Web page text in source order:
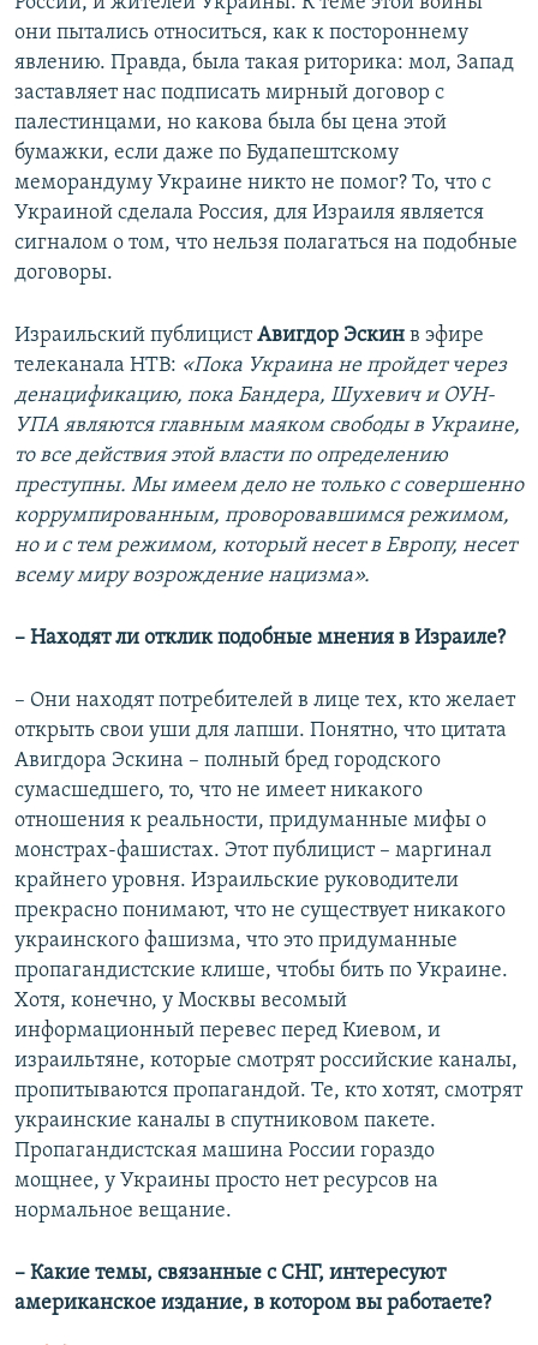
они пытались относиться, как к постороннему
явлению. Правда, была такая риторика: мол, Запад
заставляет нас подписать мирный договор с
палестинцами, но какова была бы цена этой
бумажки, если даже по Будапештскому
меморандуму Украине никто не помог? То, что с
Украиной сделала Россия, для Израиля является
сигналом о том, что нельзя полагаться на подобные
договоры.
Израильский публицистАвигдор Эскин в эфире
телеканала НТВ: «Пока Украина не пройдет через
денацификацию, пока Бандера, Шухевич и ОУН-
УПА являются главным маяком свободы в Украине,
то все действия этой власти по определению
преступны. Мы имеем дело не только с совершенно
коррумпированным, проворовавшимся режимом,
но и с тем режимом, который несет в Европу, несет
всему миру возрождение нацизма».
– Находят ли отклик подобные мнения в Израиле?
– Они находят потребителей в лице тех, кто желает
открыть свои уши для лапши. Понятно, что цитата
Авигдора Эскина – полный бред городского
сумасшедшего, то, что не имеет никакого
отношения к реальности, придуманные мифы о
монстрах-фашистах. Этот публицист – маргинал
крайнего уровня. Израильские руководители
прекрасно понимают, что не существует никакого
украинского фашизма, что это придуманные
пропагандистские клише, чтобы бить по Украине.
Хотя, конечно, у Москвы весомый
информационный перевес перед Киевом, и
израильтяне, которые смотрят российские каналы,
пропитываются пропагандой. Те, кто хотят, смотрят
украинские каналы в спутниковом пакете.
Пропагандистская машина России гораздо
мощнее, у Украины просто нет ресурсов на
нормальное вещание.
– Какие темы, связанные с СНГ, интересуют
американское издание, в котором вы работаете?